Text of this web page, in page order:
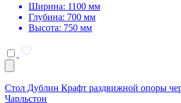
Ширина: 1100 мм
Глубина: 700 мм
Высота: 750 мм
Стол Дублин Крафт раздвижной опоры
Чарльстон